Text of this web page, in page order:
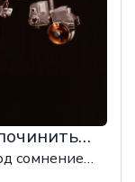
Инженеры НАСА спешат починить "Вояджер-1
Компьютерный сбой поставил под сомнение будущее самого дальнего космического зонда человечества.